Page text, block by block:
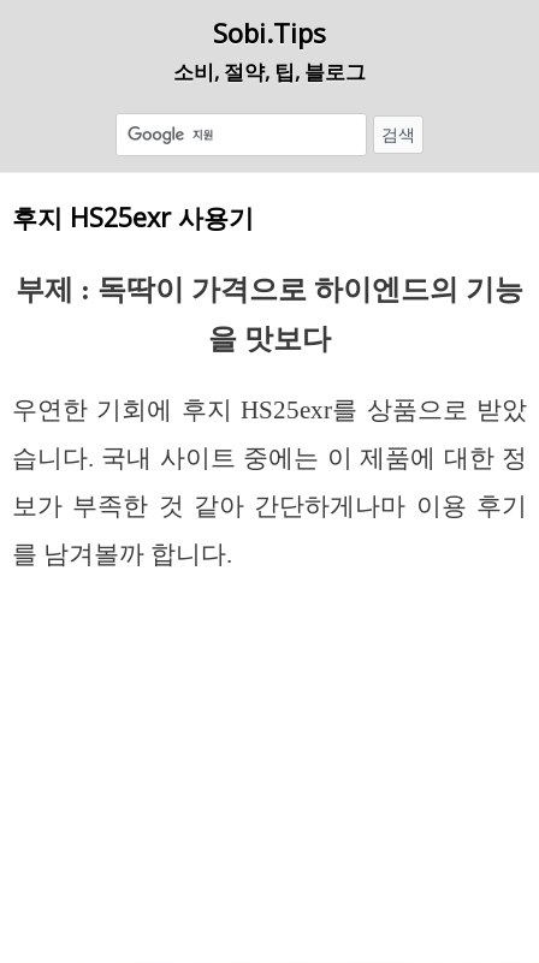
Sobi.Tips
소비, 절약, 팁, 블로그
후지 HS25exr 사용기
부제 : 독딱이 가격으로 하이엔드의 기능
을 맛보다
우연한 기회에 후지 HS25exr를 상품으로 받았
습니다. 국내 사이트 중에는 이 제품에 대한 정
보가 부족한 것 같아 간단하게나마 이용 후기
를 남겨볼까 합니다.